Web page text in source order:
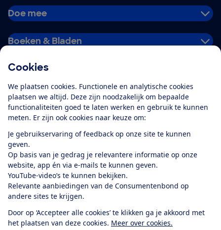
Cookies
We plaatsen cookies. Functionele en analytische cookies
plaatsen we altijd. Deze zijn noodzakelijk om bepaalde
functionaliteiten goed te laten werken en gebruik te kunnen
meten. Er zijn ook cookies naar keuze om:
Je gebruikservaring of feedback op onze site te kunnen
geven.
Op basis van je gedrag je relevantere informatie op onze
website, app én via e-mails te kunnen geven.
YouTube-video’s te kunnen bekijken.
Relevante aanbiedingen van de Consumentenbond op
andere sites te krijgen.
Door op ‘Accepteer alle cookies’ te klikken ga je akkoord met
het plaatsen van deze cookies. Meer over cookies.
Doe mee
Boeken & Bladen
Alles over de
app
Algemene Voorwaarden
Privacyverklaring
Cookiebeleid
Privacyvoorkeuren
Toegankelijkheid
RSS-feed nieuws
Facebook
TwitterInstagram
YoutubeLinkedIn
12.901consumentenbeoordelen de Consumentenbondmet gemiddeld